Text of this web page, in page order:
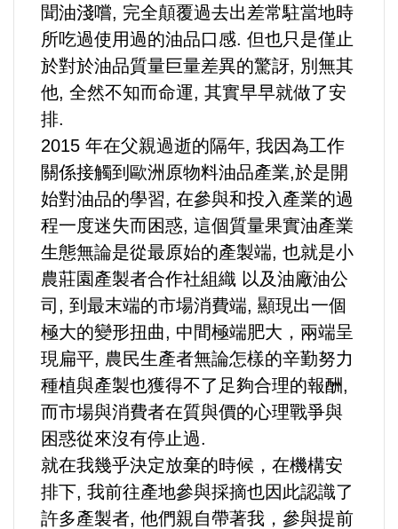
觀光旅遊
生物科技
出版（影音/圖書/雜誌）
發明/專利
文化資產/文物保護
旅館/民宿
好人好事/人物介紹
聞油淺嚐, 完全顛覆過去出差常駐當地時
所吃過使用過的油品口感. 但也只是僅止
於對於油品質量巨量差異的驚訝, 別無其
他, 全然不知而命運, 其實早早就做了安
排.
2015 年在父親過逝的隔年, 我因為工作
關係接觸到歐洲原物料油品產業,於是開
始對油品的學習, 在參與和投入產業的過
程一度迷失而困惑, 這個質量果實油產業
生態無論是從最原始的產製端, 也就是小
農莊園產製者合作社組織 以及油廠油公
司, 到最末端的市場消費端, 顯現出一個
極大的變形扭曲, 中間極端肥大，兩端呈
現扁平, 農民生產者無論怎樣的辛勤努力
種植與產製也獲得不了足夠合理的報酬,
而市場與消費者在質與價的心理戰爭與
困惑從來沒有停止過.
就在我幾乎決定放棄的時候，在機構安
排下, 我前往產地參與採摘也因此認識了
許多產製者, 他們親自帶著我，參與提前